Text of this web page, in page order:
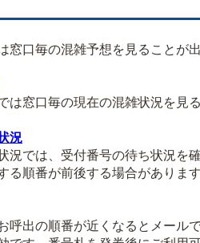
口毎の混雑予想を見ることが出
窓口毎の現在の混雑状況を見る
況
では、受付番号の待ち状況を
順番が前後する場合がありま
出の順番が近くなるとメール